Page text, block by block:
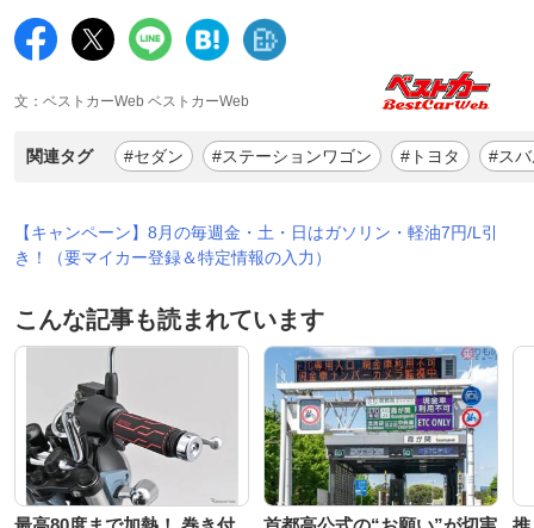
文：ベストカーWeb ベストカーWeb
関連タグ #セダン #ステーションワゴン #トヨタ #ス
【キャンペーン】8月の毎週金・土・日はガソリン・軽油7円/L引
き！（要マイカー登録＆特定情報の入力）
こんな記事も読まれています